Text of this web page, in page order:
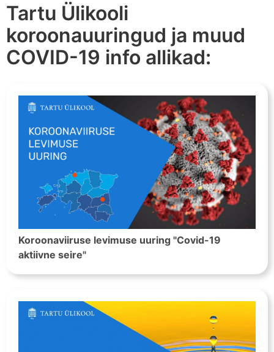
Tartu Ülikooli
koroonauuringud ja muud
COVID-19 info allikad:
Koroonaviiruse levimuse uuring "Covid-19
aktiivne seire"